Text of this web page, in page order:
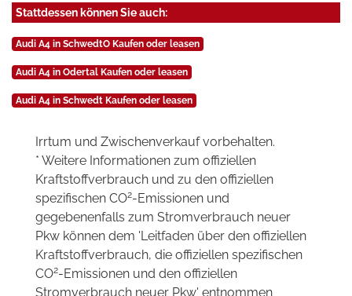
Stattdessen können Sie auch:
Audi A4 in SchwedtO Kaufen oder leasen
Audi A4 in Odertal Kaufen oder leasen
Audi A4 in Schwedt Kaufen oder leasen
Irrtum und Zwischenverkauf vorbehalten.
* Weitere Informationen zum offiziellen
Kraftstoffverbrauch und zu den offiziellen
spezifischen CO2-Emissionen und
gegebenenfalls zum Stromverbrauch neuer
Pkw können dem 'Leitfaden über den offiziellen
Kraftstoffverbrauch, die offiziellen spezifischen
CO2-Emissionen und den offiziellen
Stromverbrauch neuer Pkw' entnommen